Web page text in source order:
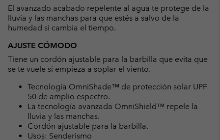
El avanzado acabado repelente al agua te protege de la
lluvia y las manchas para que estés a salvo de la
humedad si cambia el tiempo.
AJUSTE CÓMODO
Tiene un cordón ajustable para la barbilla que evita que
se te vuele si empieza a soplar el viento.
Tecnología OmniShade™ de protección solar UPF
50 de amplio espectro.
La tecnología avanzada OmniShield™ repele la
lluvia y las manchas.
Cordón ajustable para la barbilla.
Usos: Senderismo